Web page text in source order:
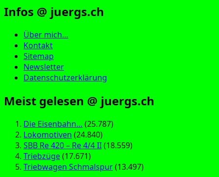
Infos @ juergs.ch
Über mich…
Kontakt
Sitemap
Newsletter
Datenschutzerklärung
Meist gelesen @ juergs.ch
Die Eisenbahn… (25.787)
Lokomotiven (24.840)
SBB Re 420 – Re 4/4 II(18.559)
Triebzüge(17.671)
Triebwagen Schmalspur(13.497)